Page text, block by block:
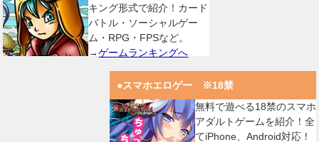
キング形式で紹介！カード
バトル・ソーシャルゲー
ム・RPG・FPSなど。
→ゲームランキングへ
●スマホエロゲー ※18禁
無料で遊べる18禁のスマホ
アダルトゲームを紹介！全
てiPhone、Android対応！